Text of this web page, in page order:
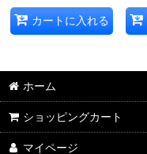
カートに入れる
ホーム
ショッピングカート
マイページ